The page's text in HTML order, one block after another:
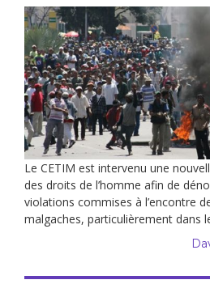
Le CETIM est intervenu une
des droits de l’homme afin de
violations commises à l’encontre
malgaches, particulièrement dans